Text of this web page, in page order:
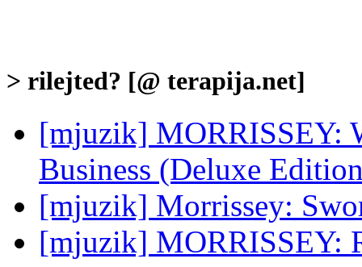
> rilejted? [@ terapija.net]
[mjuzik] MORRISSEY:
Business (Deluxe
[mjuzik] Morrissey:
[mjuzik] MORRISSEY: